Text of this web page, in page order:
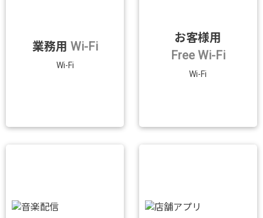
業務用 Wi-Fi
Wi-Fi
お客様用
Free Wi-Fi
Wi-Fi